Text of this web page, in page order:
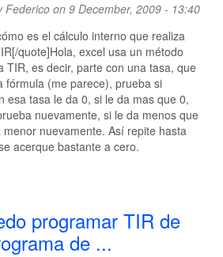
Federico on 9 December, 2009 - 13:40
es el cálculo interno que realiza
quote]Hola, excel usa un método
TIR, es decir, parte con una tasa, que
fórmula (me parece), prueba si
esa tasa le da 0, si le da mas que 0,
nuevamente, si le da menos que
nuevamente. Así repite hasta
acerque bastante a cero.
programar TIR de
de ...